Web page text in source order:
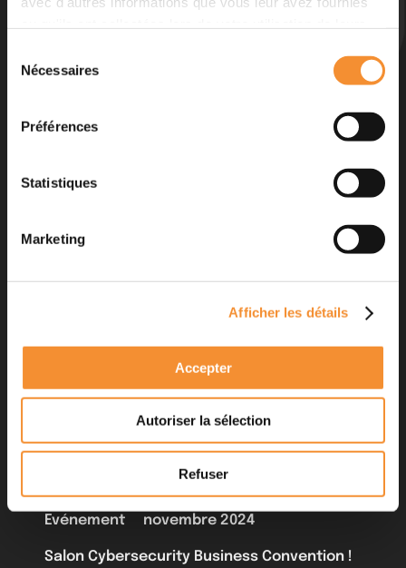
Nécessaires
Préférences
Statistiques
Marketing
Afficher les détails
Accepter
Autoriser la sélection
Refuser
Cyberprotect devient devensys
Evénement novembre 2024
Salon Cybersecurity Business Convention !